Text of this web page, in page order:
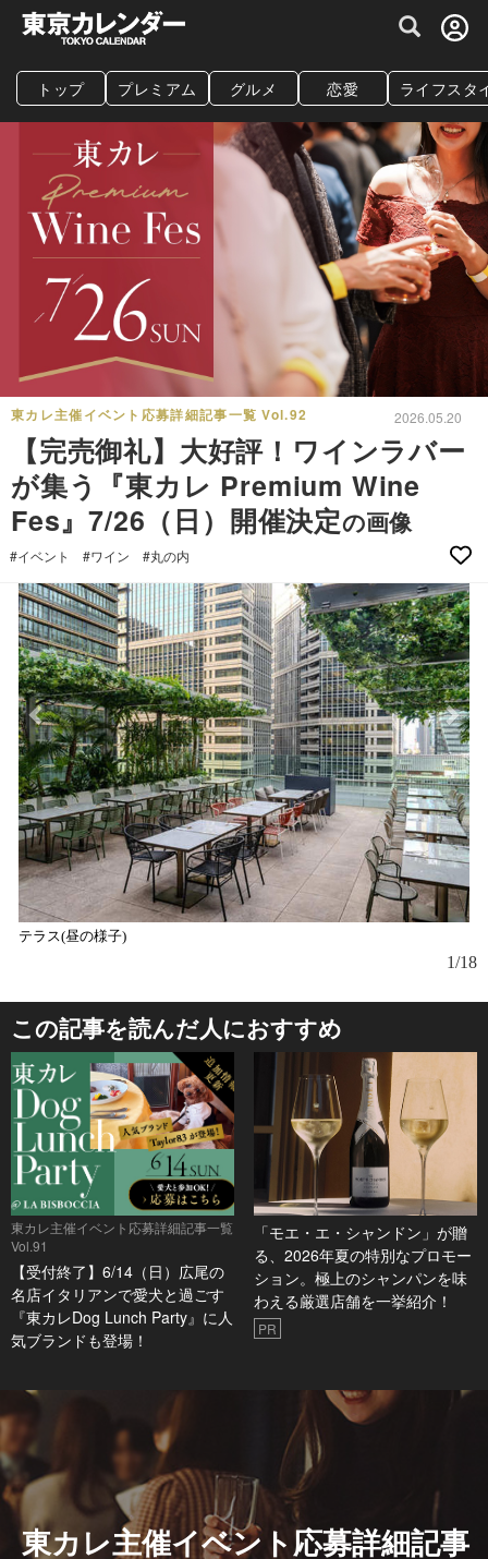
グルメ情報・プレミアムレストラン予約
トップ プレミアム グルメ 恋愛 ライフスタ
東カレ主催イベント応募詳細記事一覧 Vol.92 2026.05.20
【完売御礼】大好評！ワインラバー
が集う『東カレ Premium Wine
Fes』7/26（日）開催決定の画像
#イベント #ワイン #丸の内
テラス(昼の様子)
1/18
この記事を読んだ人におすすめ
東カレ主催イベント応募詳細記事一覧
Vol.91
【受付終了】6/14（日）広尾の
名店イタリアンで愛犬と過ごす
『東カレDog Lunch Party』に人
気ブランドも登場！
「モエ・エ・シャンドン」が贈
る、2026年夏の特別なプロモー
ション。極上のシャンパンを味
わえる厳選店舗を一挙紹介！
PR
東カレ主催イベント応募詳細記事